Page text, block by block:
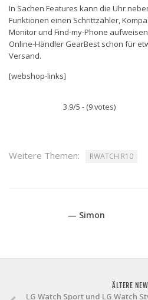
In Sachen Features kann die Uhr
Funktionen einen Schrittzähler,
Monitor und Find-my-Phone
Online-Händler GearBest schon für
Versand.
[webshop-links]
3.9/5 - (9 votes)
Weitere Themen: RWATCH R10
— Simon
ÄLTERE
LG Watch Sport und LG Watch